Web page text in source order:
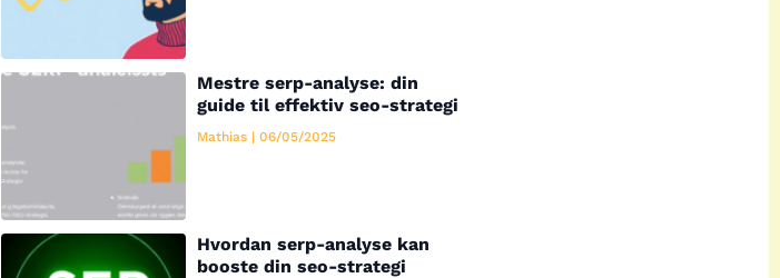
Mestre serp-analyse: din
guide til effektiv seo-strategi
Mathias 06/05/2025
Hvordan serp-analyse kan
booste din seo-strategi